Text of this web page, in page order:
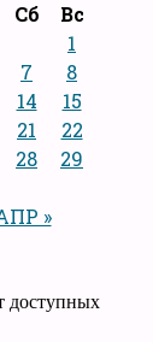
Сб Вс
»
1
7
8
14
15
21
22
28
29
доступных